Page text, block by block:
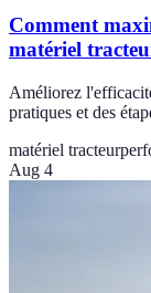
Comment
matériel
Améliorez
pratiques et des
matériel tracteur
Aug 4